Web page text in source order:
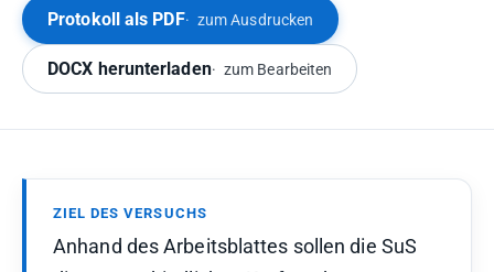
Protokoll als PDF zum Ausdrucken
DOCX herunterladen zum Bearbeiten
ZIEL DES VERSUCHS
Anhand des Arbeitsblattes sollen die SuS